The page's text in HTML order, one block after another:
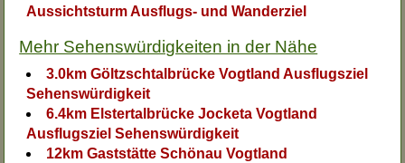
Aussichtsturm Ausflugs- und Wanderziel
Mehr Sehenswürdigkeiten in der Nähe
3.0km Göltzschtalbrücke Vogtland Ausflugsziel
Sehenswürdigkeit
6.4km Elstertalbrücke Jocketa Vogtland
Ausflugsziel Sehenswürdigkeit
12km Gaststätte Schönau Vogtland